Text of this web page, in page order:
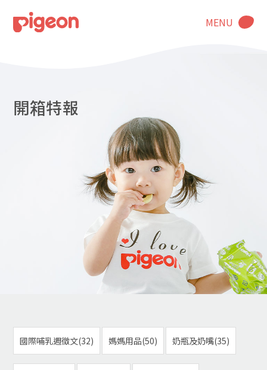
MENU
開箱特報
國際哺乳週徵文(32) 媽媽用品(50) 奶瓶及奶嘴(35)